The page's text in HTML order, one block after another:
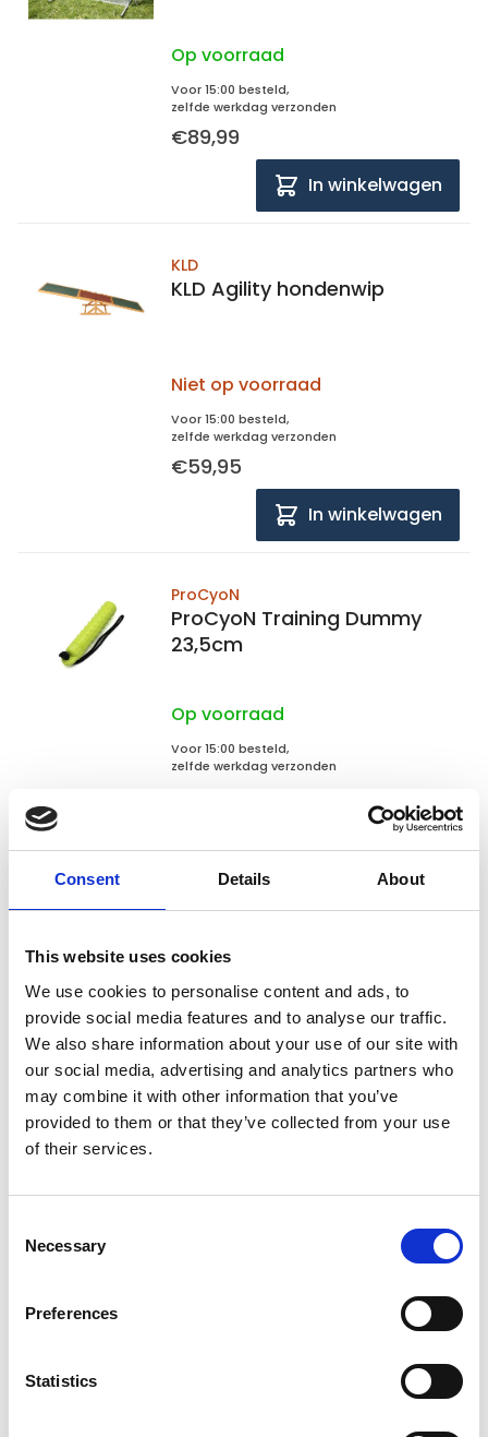
Consent Details About
This website uses cookies
We use cookies to personalise content and ads, to
provide social media features and to analyse our traffic.
We also share information about your use of our site with
our social media, advertising and analytics partners who
may combine it with other information that you’ve
provided to them or that they’ve collected from your use
of their services.
Selection
Necessary
Preferences
Statistics
Op voorraad
Voor 15:00 besteld,
zelfde werkdag verzonden
€89,99
In winkelwagen
KLD
KLD Agility hondenwip
Niet op voorraad
Voor 15:00 besteld,
zelfde werkdag verzonden
€59,95
In winkelwagen
ProCyoN
ProCyoN Training Dummy
23,5cm
Op voorraad
Voor 15:00 besteld,
zelfde werkdag verzonden
In winkelwagen
ProCyoN Trainingsdummy
Niet op voorraad
Voor 15:00 besteld,
zelfde werkdag verzonden
€6,99
kliksluiting en spiraalkabel